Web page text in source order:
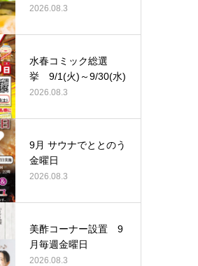
2026.08.3
水春コミック総選
挙 9/1(火)～9/30(水)
2026.08.3
9月 サウナでととのう
金曜日
2026.08.3
美酢コーナー設置 9
月毎週金曜日
2026.08.3